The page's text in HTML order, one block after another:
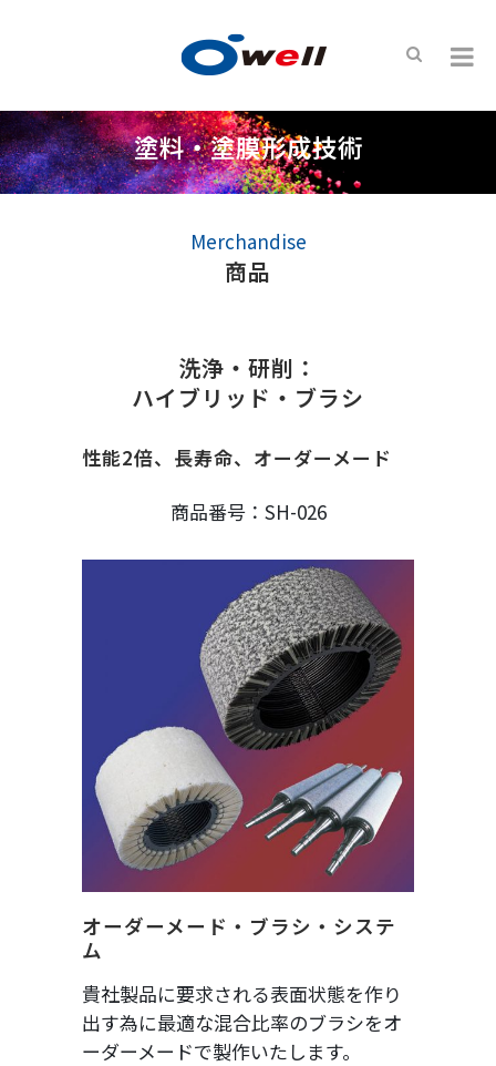
塗料・塗膜形成技術
Merchandise
商品
洗浄・研削：
ハイブリッド・ブラシ
性能2倍、長寿命、オーダーメード
商品番号：SH-026
オーダーメード・ブラシ・システ
ム
貴社製品に要求される表面状態を作り
出す為に最適な混合比率のブラシをオ
ーダーメードで製作いたします。